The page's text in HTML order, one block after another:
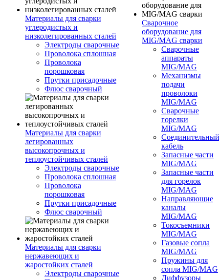
Материалы для сварки
углеродистых и
низколегированных сталей
Электроды сварочные
Проволока сплошная
Проволока
порошковая
Прутки присадочные
Флюс сварочный
Материалы для сварки
легированных
высокопрочных и
теплоустойчивых сталей
Электроды сварочные
Проволока сплошная
Проволока
порошковая
Прутки присадочные
Флюс сварочный
Материалы для сварки
нержавеющих и
жаростойких сталей
Электроды сварочные
Сварочное
оборудование для
MIG/MAG сварки
Сварочные
аппараты
MIG/MAG
Механизмы
подачи
проволоки
MIG/MAG
Сварочные
горелки
MIG/MAG
Соединительный
кабель
Запасные части
MIG/MAG
Запасные части
для горелок
MIG/MAG
Направляющие
каналы
MIG/MAG
Токосъемники
MIG/MAG
Газовые сопла
MIG/MAG
Пружины для
сопла MIG/MAG
Диффузоры